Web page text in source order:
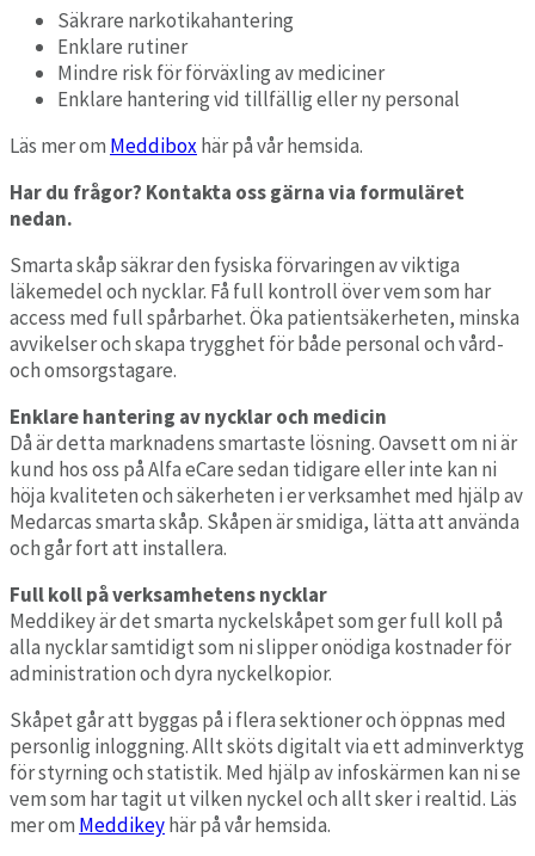
Säkrare narkotikahantering
Enklare rutiner
Mindre risk för förväxling av mediciner
Enklare hantering vid tillfällig eller ny personal
Läs mer om Meddiboxhär på vår hemsida.
Har du frågor? Kontakta oss gärna via formuläret
nedan.
Smarta skåp säkrar den fysiska förvaringen av viktiga
läkemedel och nycklar. Få full kontroll över vem som har
access med full spårbarhet. Öka patientsäkerheten, minska
avvikelser och skapa trygghet för både personal och vård-
och omsorgstagare.
Enklare hantering av nycklar och medicin
Då är detta marknadens smartaste lösning. Oavsett om ni är
kund hos oss på Alfa eCare sedan tidigare eller inte kan ni
höja kvaliteten och säkerheten i er verksamhet med hjälp av
Medarcas smarta skåp. Skåpen är smidiga, lätta att använda
och går fort att installera.
Full koll på verksamhetens nycklar
Meddikey är det smarta nyckelskåpet som ger full koll på
alla nycklar samtidigt som ni slipper onödiga kostnader för
administration och dyra nyckelkopior.
Skåpet går att byggas på i flera sektioner och öppnas med
personlig inloggning. Allt sköts digitalt via ett adminverktyg
för styrning och statistik. Med hjälp av infoskärmen kan ni se
vem som har tagit ut vilken nyckel och allt sker i realtid. Läs
mer om Meddikeyhär på vår hemsida.